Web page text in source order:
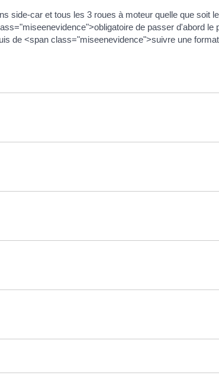
side-car et tous les 3 roues à moteur quelle que soit
de passer d'abord le
de <span class="miseenevidence">suivre une